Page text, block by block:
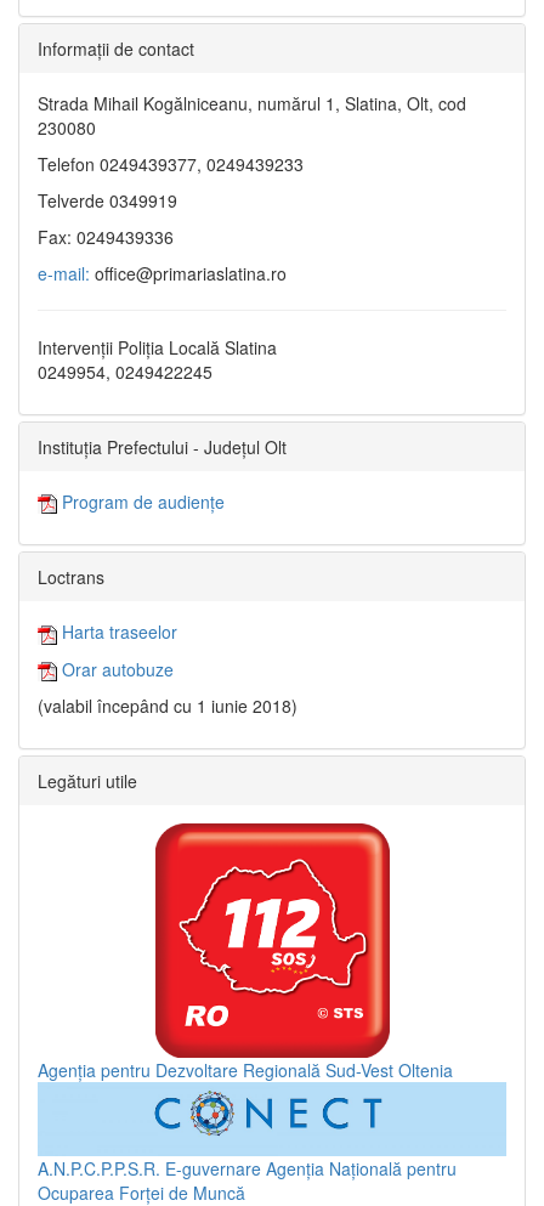
Informaţii de contact
Strada Mihail Kogălniceanu, numărul 1, Slatina, Olt, cod
230080
Telefon 0249439377, 0249439233
Telverde 0349919
Fax: 0249439336
e-mail: office@primariaslatina.ro
Intervenții Poliția Locală Slatina
0249954, 0249422245
Instituția Prefectului - Județul Olt
Program de audiențe
Loctrans
Harta traseelor
Orar autobuze
(valabil începând cu 1 iunie 2018)
Legături utile
Agenția pentru Dezvoltare Regională Sud-Vest Oltenia
A.N.P.C.P.P.S.R. E-guvernare Agenția Națională pentru
Ocuparea Forței de Muncă